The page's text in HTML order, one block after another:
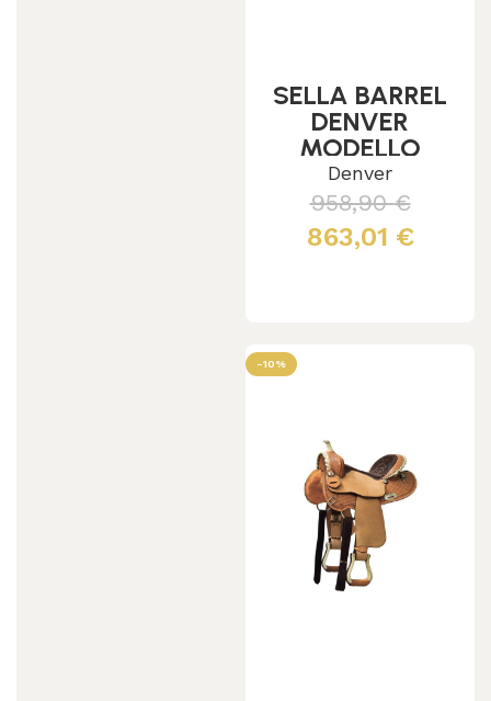
SELLA BARREL
DENVER
MODELLO
GONNA
QUADRA
Denver
958,90€
863,01 €
-10%